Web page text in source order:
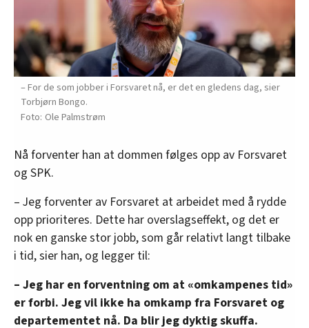
– For de som jobber i Forsvaret nå, er det en gledens dag, sier
Torbjørn Bongo.
Ole Palmstrøm
Nå forventer han at dommen følges opp av Forsvaret
og SPK.
– Jeg forventer av Forsvaret at arbeidet med å rydde
opp prioriteres. Dette har overslagseffekt, og det er
nok en ganske stor jobb, som går relativt langt tilbake
i tid, sier han, og legger til:
– Jeg har en forventning om at «omkampenes tid»
er forbi. Jeg vil ikke ha omkamp fra Forsvaret og
departementet nå. Da blir jeg dyktig skuffa.